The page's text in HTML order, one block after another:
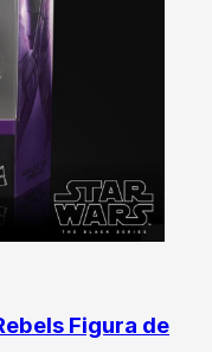
Figura de